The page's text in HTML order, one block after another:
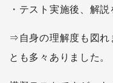
・テスト実施後、解説
⇒自身の理解度も図れ
とも多々ありました。